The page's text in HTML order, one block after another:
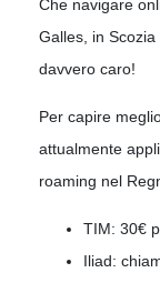
Che navigare
Galles, in
davvero caro!
Per capire
attualmente
roaming nel
TIM: 30€
Iliad: